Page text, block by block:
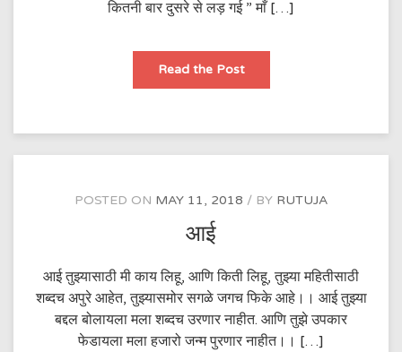
कितनी बार दुसरे से लड़ गई ” माँ […]
Read the Post“माँ”
POSTED ON MAY 11, 2018 BY RUTUJA
आई
आई तुझ्यासाठी मी काय लिहू, आणि किती लिहू, तुझ्या महितीसाठी
शब्दच अपुरे आहेत, तुझ्यासमोर सगळे जगच फिके आहे।। आई तुझ्या
बद्दल बोलायला मला शब्दच उरणार नाहीत. आणि तुझे उपकार
फेडायला मला हजारो जन्म पुरणार नाहीत।। […]